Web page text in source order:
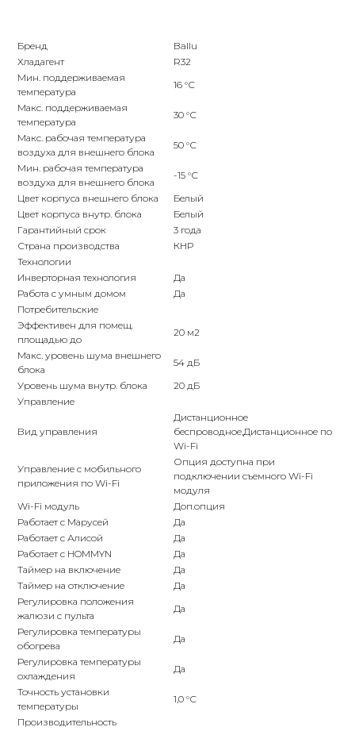
Бренд
Ballu
Хладагент
R32
Мин. поддерживаемая
температура
16 °С
Макс. поддерживаемая
температура
30 °С
Макс. рабочая температура
воздуха для внешнего блока
50 °С
Мин. рабочая температура
воздуха для внешнего блока
-15 °С
Цвет корпуса внешнего блока
Белый
Цвет корпуса внутр. блока
Белый
Гарантийный срок
3 года
Страна производства
КНР
Технологии
Инверторная технология
Да
Работа с умным домом
Да
Потребительские
Эффективен для помещ.
площадью до
20 м2
Макс. уровень шума внешнего
блока
54 дБ
Уровень шума внутр. блока
20 дБ
Управление
Вид управления
Дистанционное
беспроводное,Дистанционное по
Wi-Fi
Управление c мобильного
приложения по Wi-Fi
Опция доступна при
подключении съемного Wi-Fi
модуля
Wi-Fi модуль
Доп.опция
Работает с Марусей
Да
Работает с Алисой
Да
Работает с HOMMYN
Да
Таймер на включение
Да
Таймер на отключение
Да
Регулировка положения
жалюзи с пульта
Да
Регулировка температуры
обогрева
Да
Регулировка температуры
охлаждения
Да
Точность установки
температуры
1,0 °С
Производительность